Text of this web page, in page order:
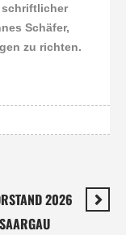
schriftlicher
Schäfer,
zu richten.
2026